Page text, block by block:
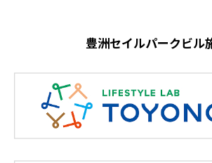
豊洲セイルパークビル